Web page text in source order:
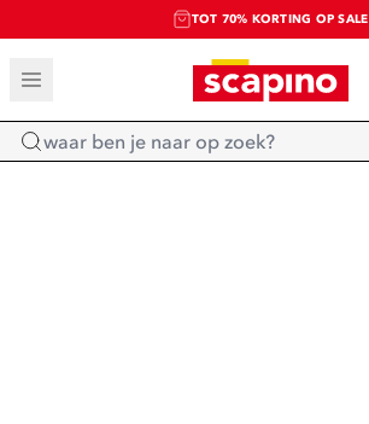
TOT 70% KORTING OP SALE
SALE: LAATSTE KANS!
SHOP NIEUW
Home